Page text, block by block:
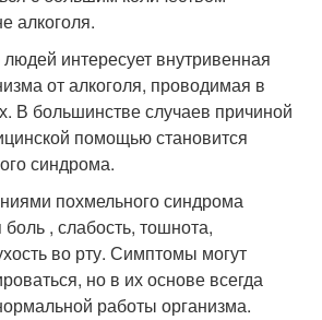
алкоголя.
интересует внутривенная
от алкоголя, проводимая в
В большинстве случаев причиной
помощью становится
синдрома.
похмельного синдрома
, слабость, тошнота,
во рту. Симптомы могут
но в их основе всегда
работы организма.